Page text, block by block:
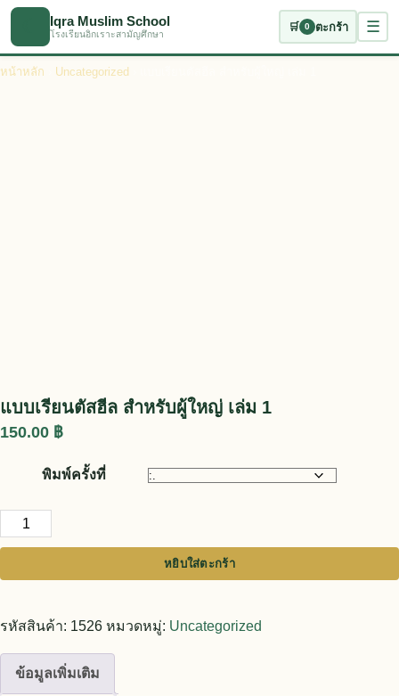
ข้ามไปเนื้อหาหลัก
Iqra Muslim School
โรงเรียนอิกเราะสามัญศึกษา
🛒 0 ตะกร้า ☰
หน้าหลัก Uncategorized
แบบเรียนตัสฮีล สำหรับผู้ใหญ่ เล่ม 1
150.00 ฿
พิมพ์ครั้งที่
จำนวน แบบเรียนตัสฮีล สำหรับผู้ใหญ่ เล่ม 1 ชิ้น
หยิบใส่ตะกร้า
รหัสสินค้า: 1526 หมวดหมู่: Uncategorized
ข้อมูลเพิ่มเติม